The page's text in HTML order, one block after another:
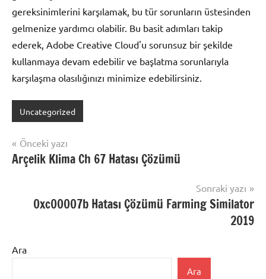
gereksinimlerini karşılamak, bu tür sorunların üstesinden
gelmenize yardımcı olabilir. Bu basit adımları takip
ederek, Adobe Creative Cloud'u sorunsuz bir şekilde
kullanmaya devam edebilir ve başlatma sorunlarıyla
karşılaşma olasılığınızı minimize edebilirsiniz.
Uncategorized
Yazı
gezinmesi
Önceki yazı
Arçelik Klima Ch 67 Hatası Çözümü
Sonraki yazı
0xc00007b Hatası Çözümü Farming Similator
2019
Ara
Ara